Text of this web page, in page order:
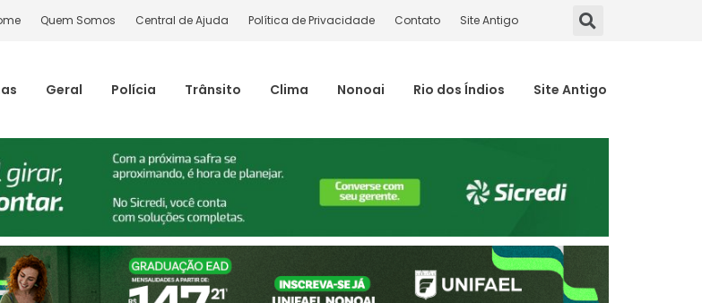
Quem Somos Central de Ajuda Política de Privacidade Contato Site Antigo
Geral Polícia Trânsito Clima Nonoai Rio dos Índios Site Antigo